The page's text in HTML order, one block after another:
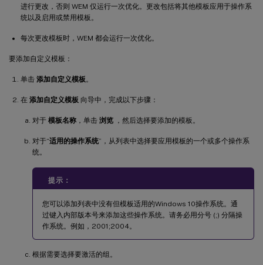
进行更改，否则 WEM 仅运行一次优化。更改包括将其他模板应用于操作系
统以及启用或禁用模板。
每次更改模板时，WEM 都会运行一次优化。
要添加自定义模板：
单击 添加自定义模板 。
在 添加自定义模板 向导中，完成以下步骤：
对于 模板名称 ，单击 浏览 ，然后选择要添加的模板。
对于“适用的操作系统”，从列表中选择要应用模板的一个或多个操作系
统。
提示：
您可以添加列表中没有但模板适用的Windows 10操作系统。通
过键入内部版本号来添加这些操作系统。请务必用分号 (;) 分隔操
作系统。例如，2001;2004。
根据需要选择要激活的组。